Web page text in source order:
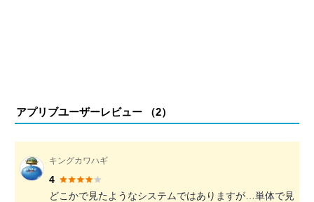
アプリブユーザーレビュー （2）
キングカワハギ
4
どこかで見たようなシステムではありますが…単体で見